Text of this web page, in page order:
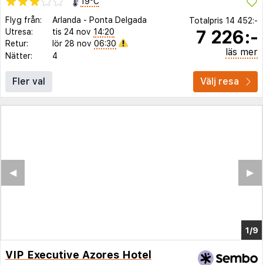
Flyg från:
Arlanda - Ponta Delgada
Utresa:
tis 24 nov 14:20
Retur:
lör 28 nov 06:30
Nätter:
4
Totalpris 14 452:-
7 226:-
läs mer
Fler val Välj resa
1/3
▶︎
◀︎
VIP Executive Azores Hotel